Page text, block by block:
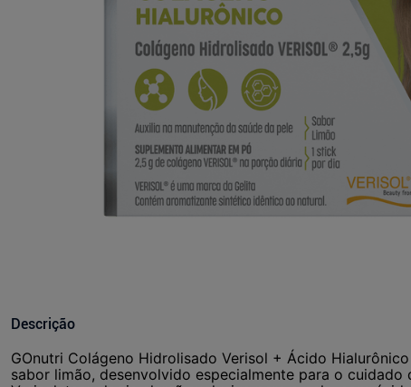
Descrição
GOnutri Colágeno Hidrolisado Verisol + Ácido
sabor limão, desenvolvido especialmente para o